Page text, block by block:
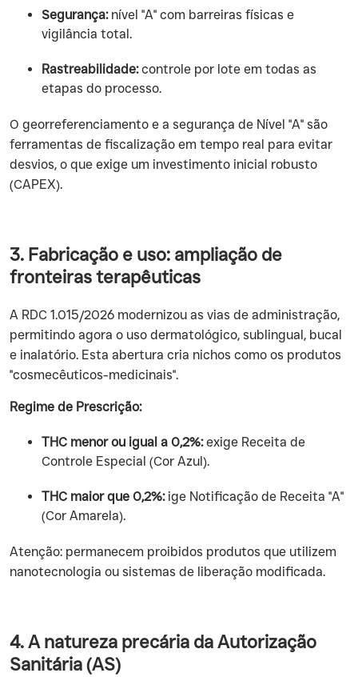
Segurança:nível "A" com barreiras físicas e
vigilância total.
Rastreabilidade:controle por lote em todas as
etapas do processo.
O georreferenciamento e a segurança de Nível "A" são
ferramentas de fiscalização em tempo real para evitar
desvios, o que exige um investimento inicial robusto
(CAPEX).
3. Fabricação e uso: ampliação de
fronteiras terapêuticas
A RDC 1.015/2026 modernizou as vias de administração,
permitindo agora o uso dermatológico, sublingual, bucal
e inalatório. Esta abertura cria nichos como os produtos
"cosmecêuticos-medicinais".
Regime de Prescrição:
THC menor ou igual a 0,2%:exige Receita de
Controle Especial (Cor Azul).
THC maior que 0,2%:ige Notificação de Receita "A"
(Cor Amarela).
Atenção: permanecem proibidos produtos que utilizem
nanotecnologia ou sistemas de liberação modificada.
4. A natureza precária da Autorização
Sanitária (AS)